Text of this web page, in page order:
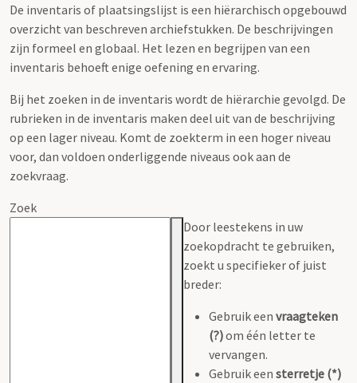
De inventaris of plaatsingslijst is een hiërarchisch opgebouwd
overzicht van beschreven archiefstukken. De beschrijvingen
zijn formeel en globaal. Het lezen en begrijpen van een
inventaris behoeft enige oefening en ervaring.
Bij het zoeken in de inventaris wordt de hiërarchie gevolgd. De
rubrieken in de inventaris maken deel uit van de beschrijving
op een lager niveau. Komt de zoekterm in een hoger niveau
voor, dan voldoen onderliggende niveaus ook aan de
zoekvraag.
Zoek
Door leestekens in uw
zoekopdracht te gebruiken,
zoekt u specifieker of juist
breder:
Gebruik een vraagteken
(?)om één letter te
vervangen.
Gebruik een sterretje (*)